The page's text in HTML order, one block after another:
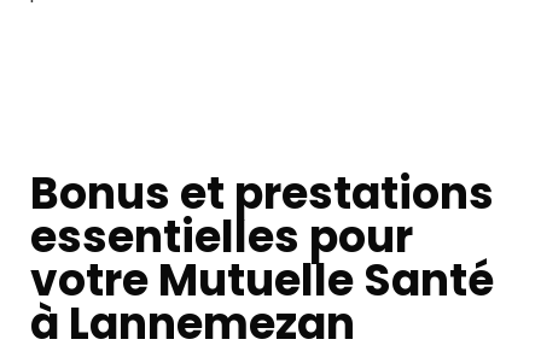
Bonus et prestations
essentielles pour
votre Mutuelle Santé
à Lannemezan